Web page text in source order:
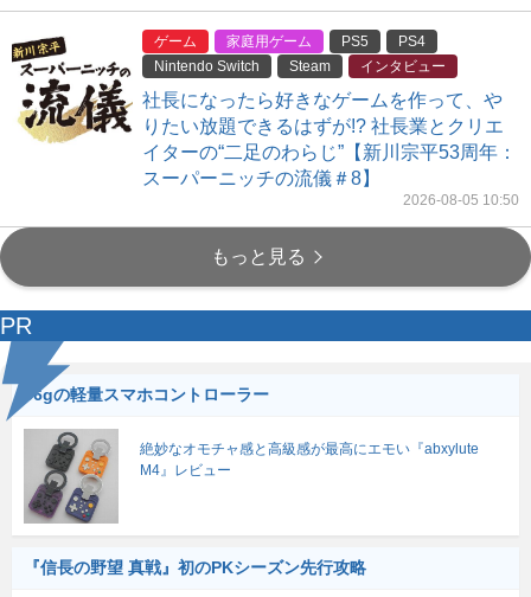
ゲーム 家庭用ゲーム PS5
PS4
Nintendo Switch
Steam インタビュー
社長になったら好きなゲームを作って、や
りたい放題できるはずが!? 社長業とクリエ
イターの“二足のわらじ”【新川宗平53周年：
スーパーニッチの流儀＃8】
2026-08-05 10:50
もっと見る
PR
56gの軽量スマホコントローラー
絶妙なオモチャ感と高級感が最高にエモい『abxylute
M4』レビュー
『信長の野望 真戦』初のPKシーズン先行攻略